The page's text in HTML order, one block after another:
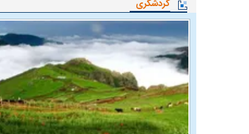
گردشگری